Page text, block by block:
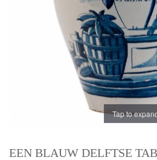
Tap to
EEN BLAUW DELFTSE